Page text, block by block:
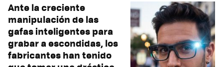
Ante la creciente
manipulación de las
gafas inteligentes para
grabar a escondidas, los
fabricantes han tenido